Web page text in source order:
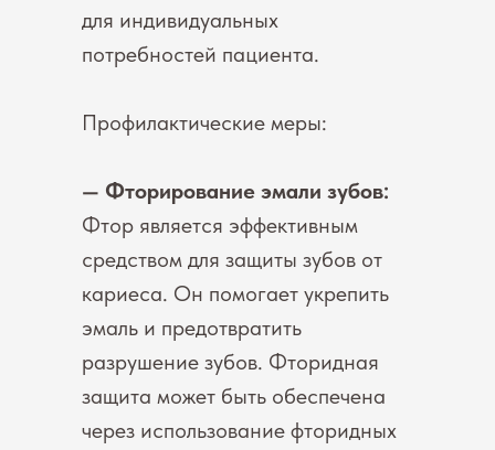
для индивидуальных
потребностей пациента.
Профилактические меры:
— Фторирование эмали зубов:
Фтор является эффективным
средством для защиты зубов от
кариеса. Он помогает укрепить
эмаль и предотвратить
разрушение зубов. Фторидная
защита может быть обеспечена
через использование фторидных